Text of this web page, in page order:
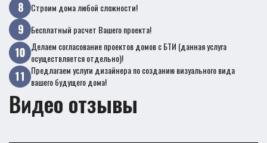
Строим дома любой сложности!
Бесплатный расчет Вашего проекта!
Делаем согласование проектов домов с БТИ (данная услуга
осуществляется отдельно)!
Предлагаем услуги дизайнера по созданию визуального вида
вашего будущего дома!
Видео отзывы